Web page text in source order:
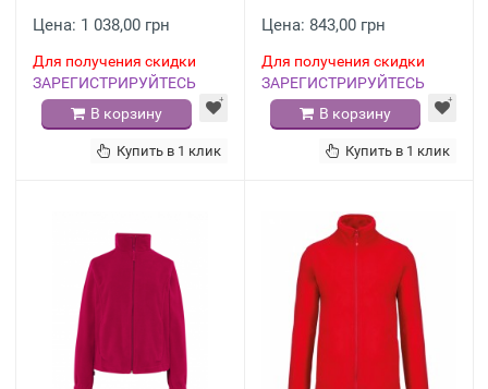
Цена: 1 038,00 грн
Для получения скидки
ЗАРЕГИСТРИРУЙТЕСЬ
В корзину
Купить в 1 клик
Цена: 843,00 грн
Для получения скидки
ЗАРЕГИСТРИРУЙТЕСЬ
В корзину
Купить в 1 клик